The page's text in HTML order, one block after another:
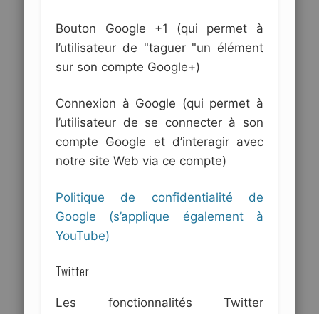
Bouton Google +1 (qui permet à
l’utilisateur de "taguer "un élément
sur son compte Google+)
Connexion à Google (qui permet à
l’utilisateur de se connecter à son
compte Google et d’interagir avec
notre site Web via ce compte)
Politique de confidentialité de
Google (s’applique également à
YouTube)
Twitter
Les fonctionnalités Twitter